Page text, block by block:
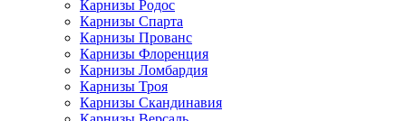
Карнизы Родос
Карнизы Спарта
Карнизы Прованс
Карнизы Флоренция
Карнизы Ломбардия
Карнизы Троя
Карнизы Скандинавия